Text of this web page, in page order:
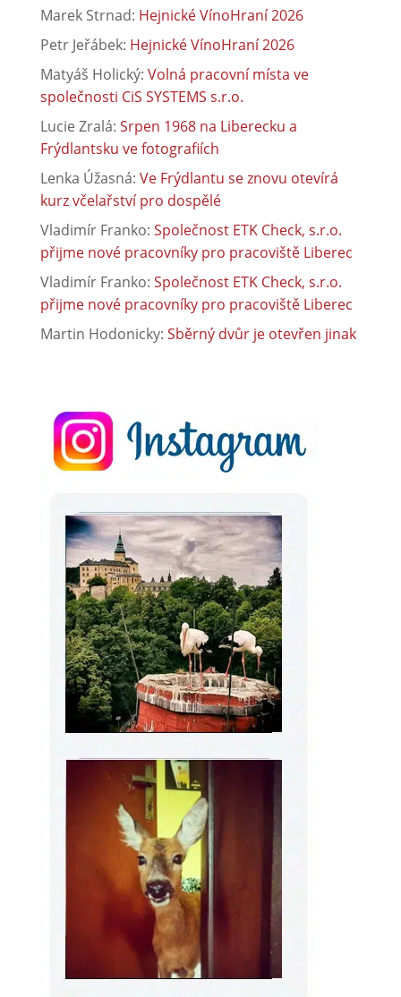
Marek Strnad: Hejnické VínoHraní 2026
Petr Jeřábek: Hejnické VínoHraní 2026
Matyáš Holický: Volná pracovní místa ve
společnosti CiS SYSTEMS s.r.o.
Lucie Zralá: Srpen 1968 na Liberecku a
Frýdlantsku ve fotografiích
Lenka Úžasná: Ve Frýdlantu se znovu otevírá
kurz včelařství pro dospělé
Vladimír Franko: Společnost ETK Check, s.r.o.
přijme nové pracovníky pro pracoviště Liberec
Vladimír Franko: Společnost ETK Check, s.r.o.
přijme nové pracovníky pro pracoviště Liberec
Martin Hodonicky: Sběrný dvůr je otevřen jinak